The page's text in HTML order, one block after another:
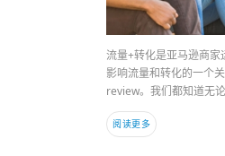
流量+转化是亚马逊商家
影响流量和转化的一个
review。我们都知道无论
阅读更多